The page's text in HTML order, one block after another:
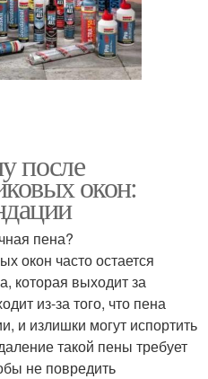
после
окон:
пена?
окон часто остается
которая выходит за
из-за того, что пена
и излишки могут испортить
такой пены требует
не повредить